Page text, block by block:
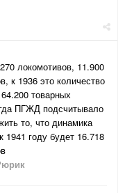
локомотивов, 11.900
к 1936 это количество
товарных
ПГЖД подсчитывало
то, что динамика
1941 году будет 16.718